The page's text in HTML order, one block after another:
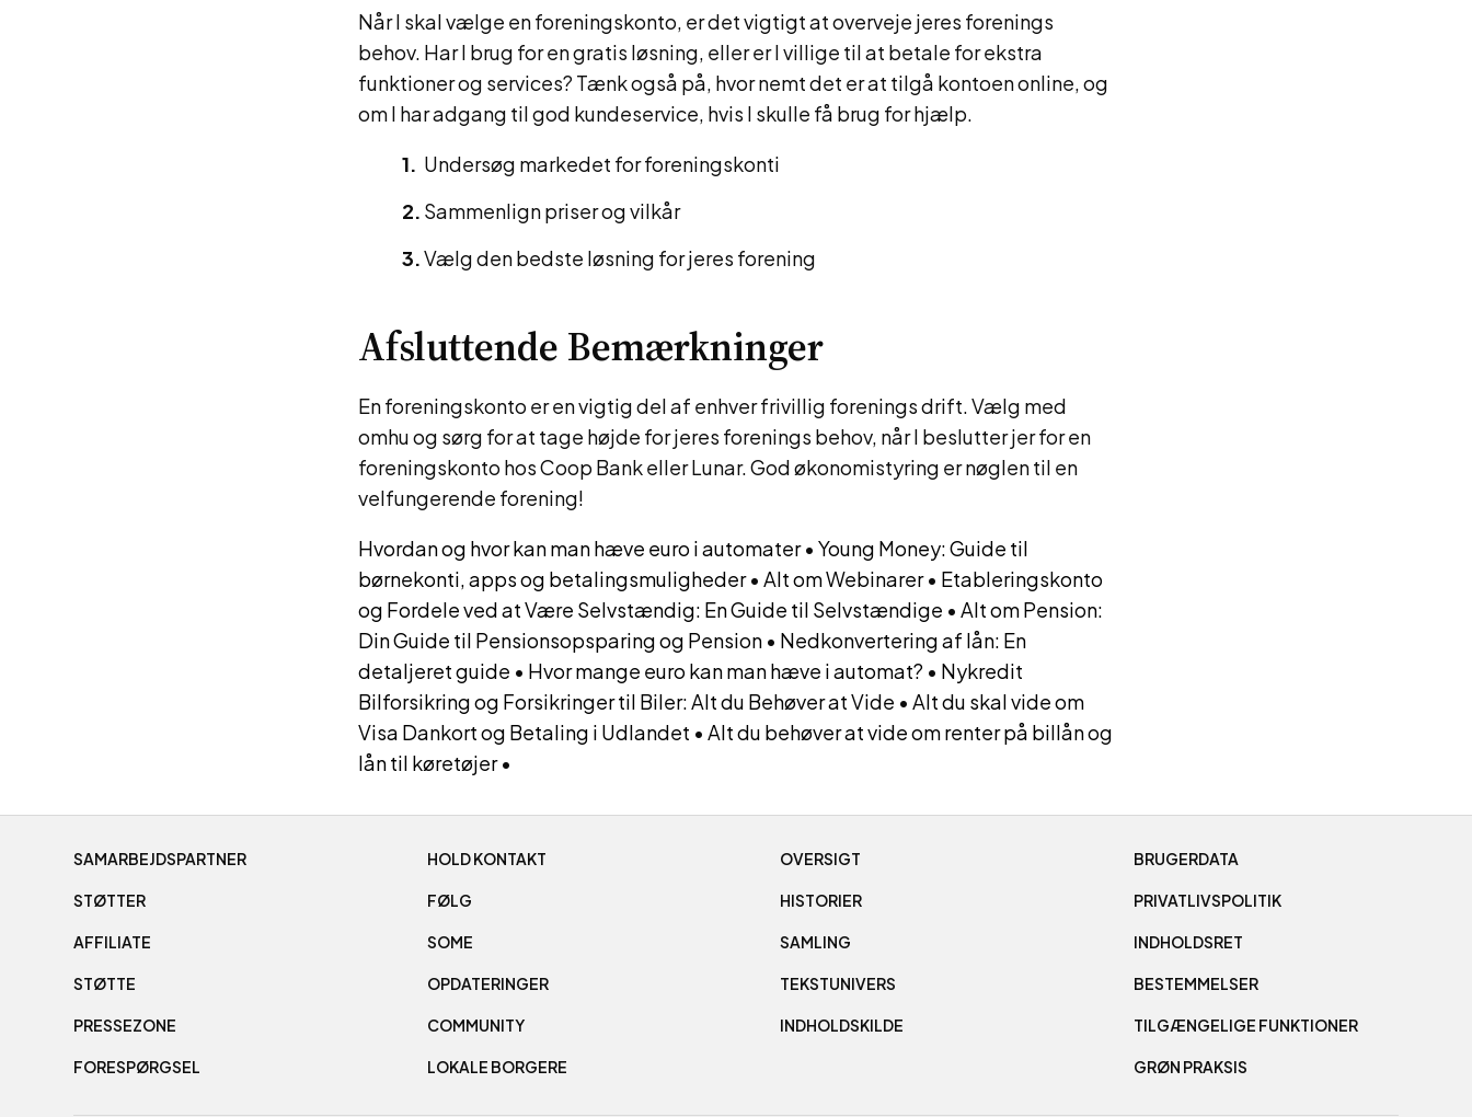
Når I skal vælge en foreningskonto, er det vigtigt at overveje jeres forenings
behov. Har I brug for en gratis løsning, eller er I villige til at betale for ekstra
funktioner og services? Tænk også på, hvor nemt det er at tilgå kontoen online, og
om I har adgang til god kundeservice, hvis I skulle få brug for hjælp.
Undersøg markedet for foreningskonti
Sammenlign priser og vilkår
Vælg den bedste løsning for jeres forening
Afsluttende Bemærkninger
En foreningskonto er en vigtig del af enhver frivillig forenings drift. Vælg med
omhu og sørg for at tage højde for jeres forenings behov, når I beslutter jer for en
foreningskonto hos Coop Bank eller Lunar. God økonomistyring er nøglen til en
velfungerende forening!
Hvordan og hvor kan man hæve euro i automater• Young Money: Guide til
børnekonti, apps og betalingsmuligheder• Alt om Webinarer• Etableringskonto
og Fordele ved at Være Selvstændig: En Guide til Selvstændige • Alt om Pension:
Din Guide til Pensionsopsparing og Pension • Nedkonvertering af lån: En
detaljeret guide • Hvor mange euro kan man hæve i automat? • Nykredit
Bilforsikring og Forsikringer til Biler: Alt du Behøver at Vide • Alt du skal vide om
Visa Dankort og Betaling i Udlandet • Alt du behøver at vide om renter på billån og
lån til køretøjer•
SAMARBEJDSPARTNER
STØTTER
AFFILIATE
STØTTE
PRESSEZONE
FORESPØRGSEL
HOLD KONTAKT
FØLG
SOME
OPDATERINGER
COMMUNITY
LOKALE BORGERE
OVERSIGT
HISTORIER
SAMLING
TEKSTUNIVERS
INDHOLDSKILDE
BRUGERDATA
PRIVATLIVSPOLITIK
INDHOLDSRET
BESTEMMELSER
TILGÆNGELIGE FUNKTIONER
GRØN PRAKSIS